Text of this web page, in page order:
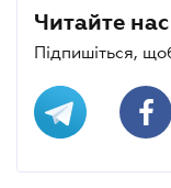
Читайте
Підпишіться,